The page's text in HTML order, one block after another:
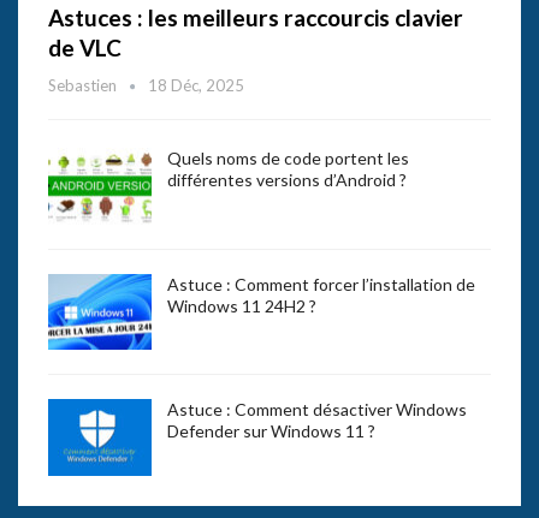
Astuces : les meilleurs raccourcis clavier
de VLC
Sebastien 18 Déc, 2025
Quels noms de code portent les
différentes versions d’Android ?
Astuce : Comment forcer l’installation de
Windows 11 24H2 ?
Astuce : Comment désactiver Windows
Defender sur Windows 11 ?